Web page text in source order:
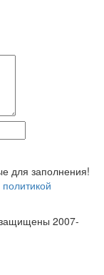
для заполнения!
политикой
2007-